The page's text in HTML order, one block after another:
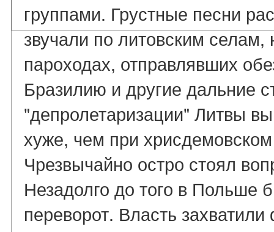
группами. Грустные песни
звучали по литовским селам,
пароходах, отправлявших
Бразилию и другие дальние
"депролетаризации" Литвы
хуже, чем при
Чрезвычайно остро стоял
Незадолго до того в Польше
переворот. Власть